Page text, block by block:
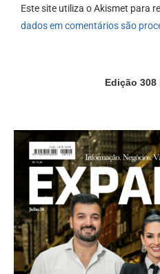
Este site utiliza o Akismet para
dados em comentários são
Edição 308